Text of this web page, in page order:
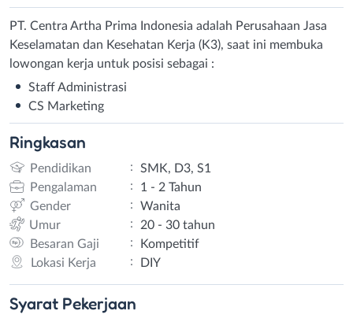
PT. Centra Artha Prima Indonesia adalah Perusahaan Jasa
Keselamatan dan Kesehatan Kerja (K3), saat ini membuka
lowongan kerja untuk posisi sebagai :
Staff Administrasi
CS Marketing
Ringkasan
Pendidikan :
SMK, D3, S1
Pengalaman
:
1 - 2 Tahun
Gender
:
Wanita
Umur
:
20 - 30 tahun
Besaran Gaji
:
Kompetitif
Lokasi Kerja
: DIY
Syarat Pekerjaan